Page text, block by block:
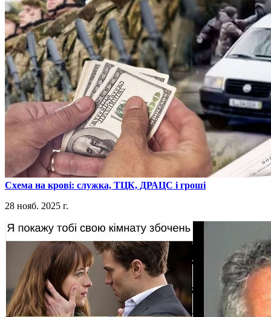
​Схема на крові: служка, ТЦК, ДРАЦС і гроші
28 нояб. 2025 г.